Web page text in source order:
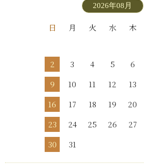
2026年08月
日 月 火 水 木
2
3 4 5 6
9
10 11 12 13
16
17 18 19 20
23
24 25 26 27
30
31